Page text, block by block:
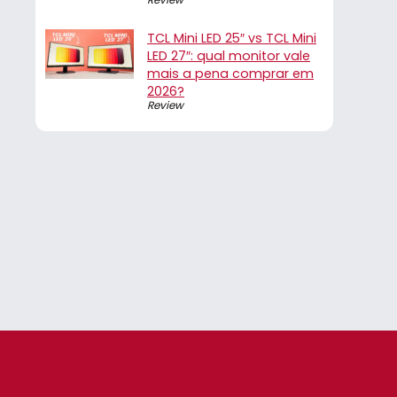
TCL Mini LED 25″ vs TCL Mini
LED 27″: qual monitor vale
mais a pena comprar em
2026?
Review